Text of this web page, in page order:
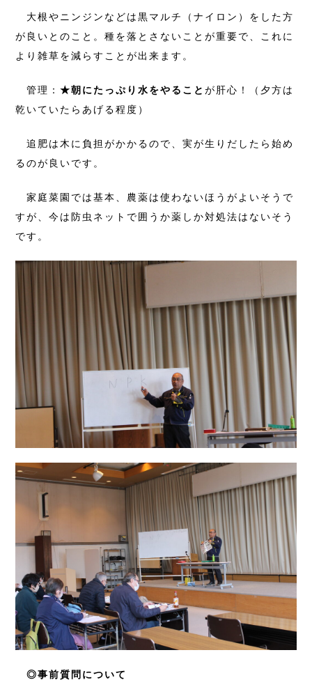
大根やニンジンなどは黒マルチ（ナイロン）をした方
が良いとのこと。種を落とさないことが重要で、これに
より雑草を減らすことが出来ます。
管理：★朝にたっぷり水をやることが肝心！（夕方は
乾いていたらあげる程度）
追肥は木に負担がかかるので、実が生りだしたら始め
るのが良いです。
家庭菜園では基本、農薬は使わないほうがよいそうで
すが、今は防虫ネットで囲うか薬しか対処法はないそう
です。
◎事前質問について